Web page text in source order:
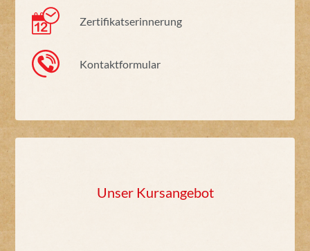
Zertifikatserinnerung
Kontaktformular
Unser Kursangebot